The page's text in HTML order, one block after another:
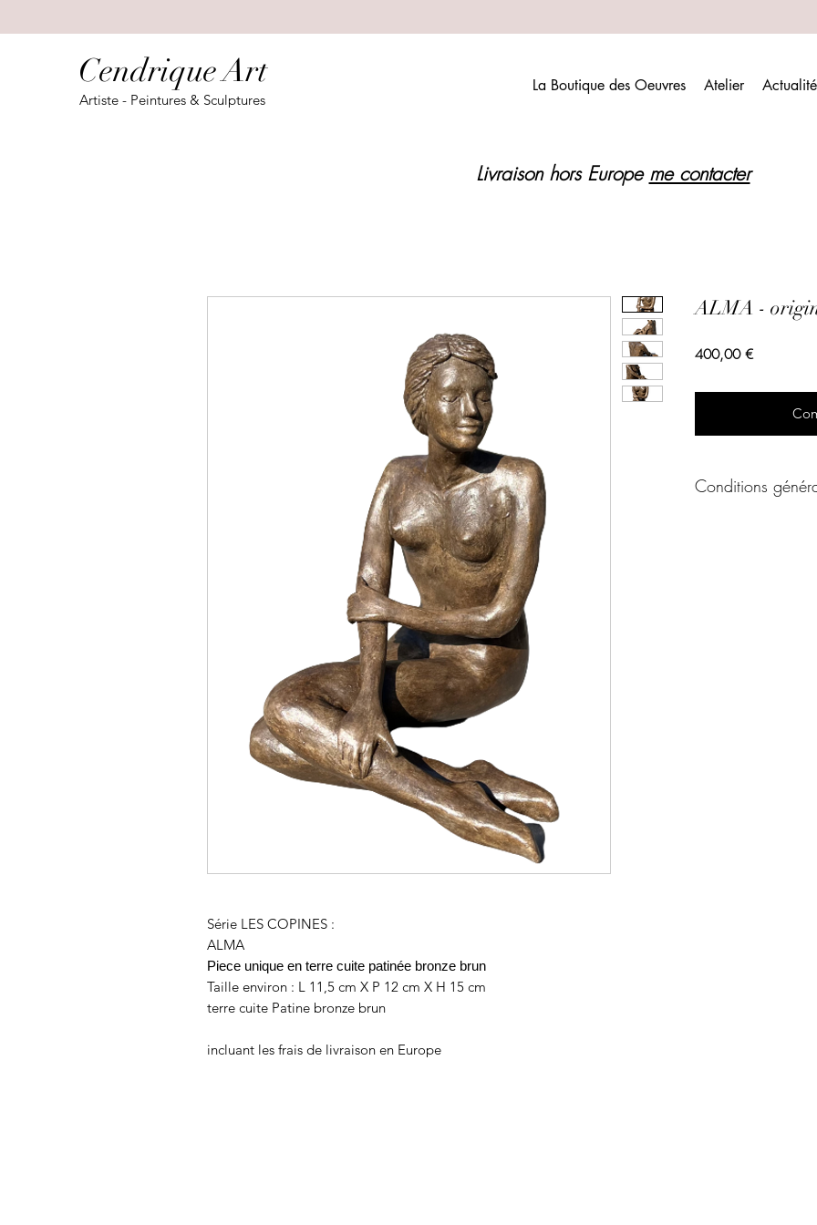
Cendrique Art
Artiste - Peintures & Sculptures
La Boutique des Oeuvres Atelier
Série LES COPINES :
ALMA
Piece unique en terre cuite patinée bronze brun
Taille environ : L 11,5 cm X P 12 cm X H 15 cm
terre cuite Patine bronze brun
incluant les frais de livraison en Europe
ALMA -
400,00 €Prix
Conditions
Livraison hors Europe me contacter